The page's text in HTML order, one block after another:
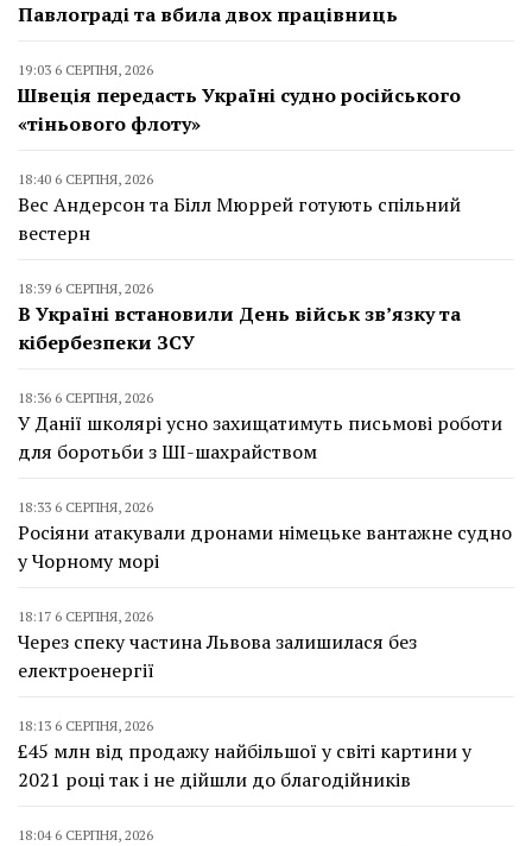
Павлограді та вбила двох працівниць
19:03 6 СЕРПНЯ, 2026
Швеція передасть Україні судно російського
«тіньового флоту»
18:40 6 СЕРПНЯ, 2026
Вес Андерсон та Білл Мюррей готують спільний
вестерн
18:39 6 СЕРПНЯ, 2026
В Україні встановили День військ зв’язку та
кібербезпеки ЗСУ
18:36 6 СЕРПНЯ, 2026
У Данії школярі усно захищатимуть письмові роботи
для боротьби з ШІ-шахрайством
18:33 6 СЕРПНЯ, 2026
Росіяни атакували дронами німецьке вантажне судно
у Чорному морі
18:17 6 СЕРПНЯ, 2026
Через спеку частина Львова залишилася без
електроенергії
18:13 6 СЕРПНЯ, 2026
£45 млн від продажу найбільшої у світі картини у
2021 році так і не дійшли до благодійників
18:04 6 СЕРПНЯ, 2026